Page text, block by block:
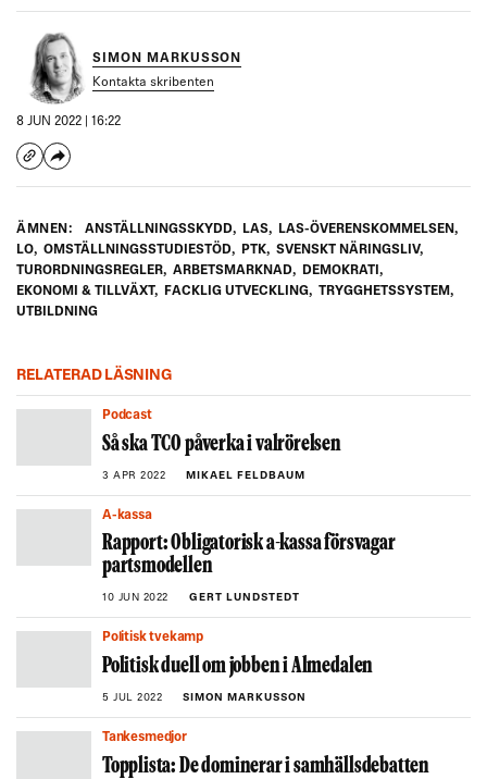
SIMON MARKUSSON
Kontakta skribenten
8 JUN 2022 | 16:22
ÄMNEN: ANSTÄLLNINGSSKYDD, LAS, LAS-ÖVERENSKOMMELSEN,
LO, OMSTÄLLNINGSSTUDIESTÖD, PTK, SVENSKT NÄRINGSLIV,
TURORDNINGSREGLER, ARBETSMARKNAD, DEMOKRATI ,
EKONOMI & TILLVÄXT, FACKLIG UTVECKLING, TRYGGHETSSYSTEM,
UTBILDNING
RELATERAD LÄSNING
Podcast
Så ska TCO påverka i valrörelsen
3 APR 2022 MIKAEL FELDBAUM
a-kassa
Rapport: Obligatorisk a-kassa försvagar
partsmodellen
10 JUN 2022 GERT LUNDSTEDT
Politisk tvekamp
Politisk duell om jobben i Almedalen
5 JUL 2022 SIMON MARKUSSON
Tankesmedjor
Topplista: De dominerar i samhällsdebatten